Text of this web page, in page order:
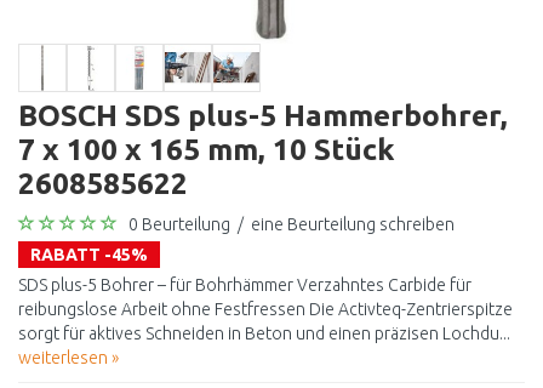
BOSCH SDS plus-5 Hammerbohrer,
7 x 100 x 165 mm, 10 Stück
2608585622
0 Beurteilung / eine Beurteilung schreiben
RABATT -45%
SDS plus-5 Bohrer – für Bohrhämmer Verzahntes Carbide für
reibungslose Arbeit ohne Festfressen Die Activteq-Zentrierspitze
sorgt für aktives Schneiden in Beton und einen präzisen Lochdu...
weiterlesen »